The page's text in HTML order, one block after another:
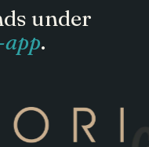
under
.